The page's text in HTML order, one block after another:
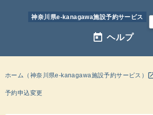
神奈川県e-kanagawa施設予約サービス
today ヘルプ
ホーム（神奈川県e-kanagawa施設予約サービス）
予約申込変更